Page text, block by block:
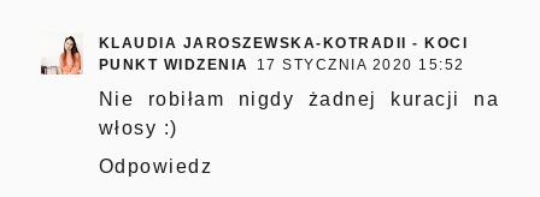
KLAUDIA JAROSZEWSKA-KOTRADII - KOCI
PUNKT WIDZENIA
17 STYCZNIA 2020 15:52
Nie robiłam nigdy żadnej kuracji na
włosy :)
Odpowiedz